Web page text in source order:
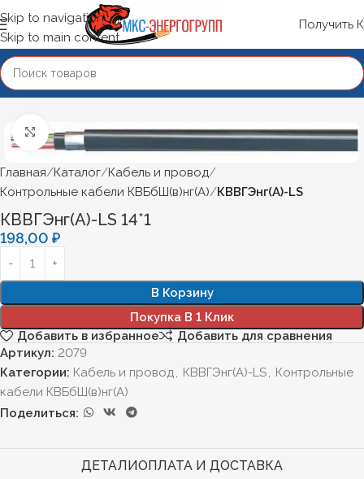
Skip to navigation
Skip to main content
Получить
Нажмите, чтобы увеличить
Главная Каталог Кабель и провод
Контрольные кабели КВБбШ(в)нг(А)
КВВГЭнг(А)-LS
КВВГЭнг(А)-LS 14*1
198,00 ₽
В Корзину
Покупка В 1 Клик
Добавить в избранное
Добавить для сравнения
Артикул: 2079
Категории: Кабель и провод, КВВГЭнг(А)-LS, Контрольные
кабели КВБбШ(в)нг(А)
Поделиться:
ДЕТАЛИОПЛАТА И ДОСТАВКА